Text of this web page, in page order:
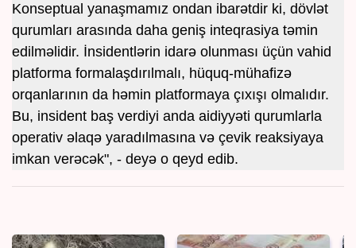
Konseptual yanaşmamız ondan ibarətdir ki, dövlət
qurumları arasında daha geniş inteqrasiya təmin
edilməlidir. İnsidentlərin idarə olunması üçün vahid
platforma formalaşdırılmalı, hüquq-mühafizə
orqanlarının da həmin platformaya çıxışı olmalıdır.
Bu, insident baş verdiyi anda aidiyyəti qurumlarla
operativ əlaqə yaradılmasına və çevik reaksiyaya
imkan verəcək", - deyə o qeyd edib.